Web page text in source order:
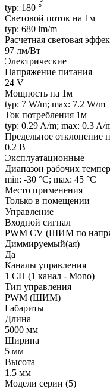
typ: 180 °
Световой поток на 1м
typ: 680 lm/m
Расчетная световая
97 лм/Вт
Электрические
Напряжение питания
24 V
Мощность на 1м
typ: 7 W/m; max: 7.2 W/m
Ток потребления 1м
typ: 0.29 A/m; max: 0.3 A/
Предельное отклонение
0.2 В
Эксплуатационные
Диапазон рабочих
min: -30 °C; max: 45 °C
Место применения
Только в помещении
Управление
Входной сигнал
PWM СV (ШИМ по
Диммируемый(ая)
Да
Каналы управления
1 CH (1 канал - Mono)
Тип управления
PWM (ШИМ)
Габариты
Длина
5000 мм
Ширина
5 мм
Высота
1.5 мм
Модели серии (5)